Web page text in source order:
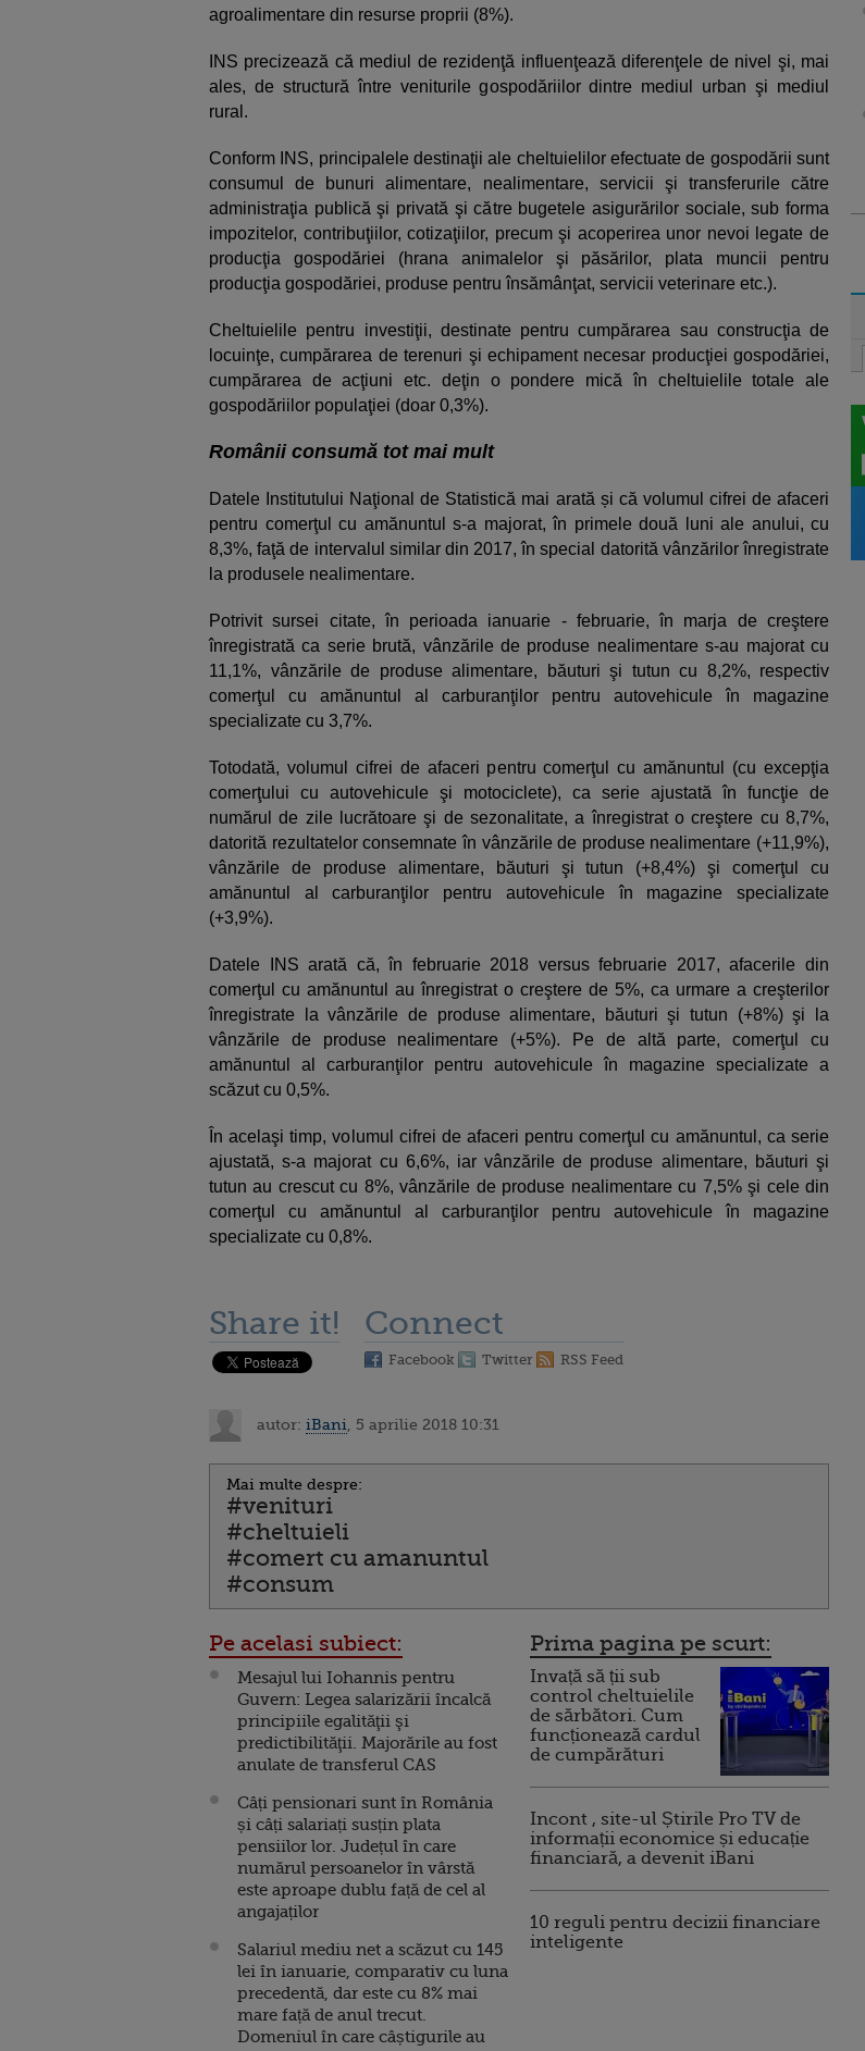
agroalimentare din resurse proprii (8%).
INS precizează că mediul de rezidenţă influenţează diferenţele de nivel şi, mai
ales, de structură între veniturile gospodăriilor dintre mediul urban şi mediul
rural.
Conform INS, principalele destinaţii ale cheltuielilor efectuate de gospodării sunt
consumul de bunuri alimentare, nealimentare, servicii şi transferurile către
administraţia publică şi privată şi către bugetele asigurărilor sociale, sub forma
impozitelor, contribuţiilor, cotizaţiilor, precum şi acoperirea unor nevoi legate de
producţia gospodăriei (hrana animalelor şi păsărilor, plata muncii pentru
producţia gospodăriei, produse pentru însămânţat, servicii veterinare etc.).
Cheltuielile pentru investiţii, destinate pentru cumpărarea sau construcţia de
locuinţe, cumpărarea de terenuri şi echipament necesar producţiei gospodăriei,
cumpărarea de acţiuni etc. deţin o pondere mică în cheltuielile totale ale
gospodăriilor populaţiei (doar 0,3%).
Românii consumă tot mai mult
Datele Institutului Naţional de Statistică mai arată și că volumul cifrei de afaceri
pentru comerţul cu amănuntul s-a majorat, în primele două luni ale anului, cu
8,3%, faţă de intervalul similar din 2017, în special datorită vânzărilor înregistrate
la produsele nealimentare.
Potrivit sursei citate, în perioada ianuarie - februarie, în marja de creştere
înregistrată ca serie brută, vânzările de produse nealimentare s-au majorat cu
11,1%, vânzările de produse alimentare, băuturi şi tutun cu 8,2%, respectiv
comerţul cu amănuntul al carburanţilor pentru autovehicule în magazine
specializate cu 3,7%.
Totodată, volumul cifrei de afaceri pentru comerţul cu amănuntul (cu excepţia
comerţului cu autovehicule şi motociclete), ca serie ajustată în funcţie de
numărul de zile lucrătoare şi de sezonalitate, a înregistrat o creştere cu 8,7%,
datorită rezultatelor consemnate în vânzările de produse nealimentare (+11,9%),
vânzările de produse alimentare, băuturi şi tutun (+8,4%) şi comerţul cu
amănuntul al carburanţilor pentru autovehicule în magazine specializate
(+3,9%).
Datele INS arată că, în februarie 2018 versus februarie 2017, afacerile din
comerţul cu amănuntul au înregistrat o creştere de 5%, ca urmare a creşterilor
înregistrate la vânzările de produse alimentare, băuturi şi tutun (+8%) şi la
vânzările de produse nealimentare (+5%). Pe de altă parte, comerţul cu
amănuntul al carburanţilor pentru autovehicule în magazine specializate a
scăzut cu 0,5%.
În acelaşi timp, volumul cifrei de afaceri pentru comerţul cu amănuntul, ca serie
ajustată, s-a majorat cu 6,6%, iar vânzările de produse alimentare, băuturi şi
tutun au crescut cu 8%, vânzările de produse nealimentare cu 7,5% şi cele din
comerţul cu amănuntul al carburanţilor pentru autovehicule în magazine
specializate cu 0,8%.
Share it! Connect
Facebook Twitter RSS Feed
autor: iBani , 5 aprilie 2018 10:31
Mai multe despre:
#venituri
#cheltuieli
#comert cu amanuntul
#consum
Pe acelasi subiect:
Mesajul lui Iohannis pentru
Guvern: Legea salarizării încalcă
principiile egalităţii şi
predictibilităţii. Majorările au fost
anulate de transferul CAS
Câți pensionari sunt în România
și câți salariați susțin plata
pensiilor lor. Județul în care
numărul persoanelor în vârstă
este aproape dublu față de cel al
angajaților
Salariul mediu net a scăzut cu 145
lei în ianuarie, comparativ cu luna
precedentă, dar este cu 8% mai
mare față de anul trecut.
Domeniul în care câștigurile au
Prima pagina pe scurt:
Invață să ții sub
control cheltuielile
de sărbători. Cum
funcționează cardul
de cumpărături
Incont , site-ul Știrile Pro TV de
informații economice și educație
financiară, a devenit iBani
10 reguli pentru decizii financiare
inteligente